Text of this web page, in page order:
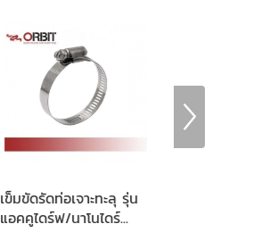
เข็มขัดรัดท่อเจาะทะลุ รุ่น
แอคคูไดร์ฟ/นาโนไดร์...